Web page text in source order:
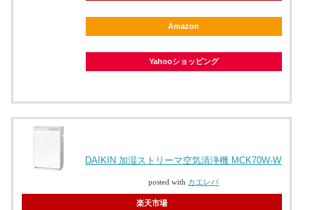
Amazon
Yahooショッピング
DAIKIN 加湿ストリーマ空気清浄機 MCK70W-W
posted with カエレバ
楽天市場